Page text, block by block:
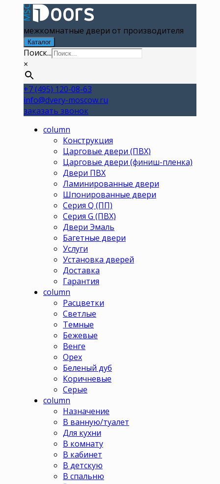
межкомнатные двери от производителя
Каталог
Поиск...
×
+7 (495) 120-08-63
info@dvery-moscow.ru
заказать звонок
column
Конструкция
Царговые двери (ПВХ)
Царговые двери (финиш-пленка)
Двери ПВХ
Ламинированные двери
Шпонированные двери
Серия Q (ПП)
Серия G (ПВХ)
Двери Эмаль
Багетные двери
Услуги
Установка дверей
Доставка
Гарантия
column
Расцветки
Светлые
Темные
Бежевые
Венге
Орех
Беленый дуб
Коричневые
Серые
column
Назначение
В ванную/туалет
Для кухни
В комнату
В кабинет
В детскую
В спальню